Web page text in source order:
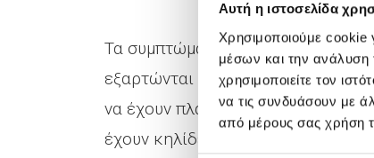
Αυτή η ιστοσελίδα
Χρησιμοποιούμε cookie
μέσων και την ανάλυση
χρησιμοποιείτε τον
να τις συνδυάσουν με
από μέρους σας χρήση
Τα συμπτώματα της ψωρίασης
εξαρτώνται από το είδος της
να έχουν πλάκες στο τριχωτό της
έχουν κηλίδες που καλύπτουν